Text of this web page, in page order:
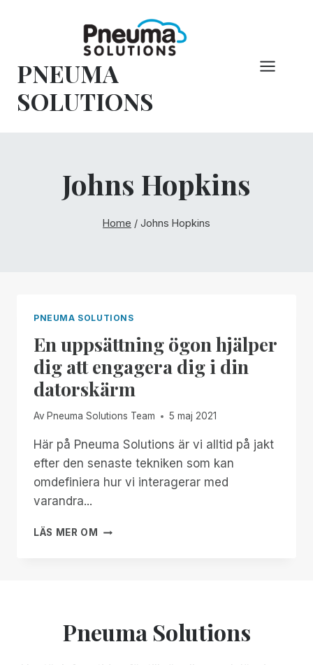
PNEUMA
SOLUTIONS
Johns Hopkins
Home / Johns Hopkins
PNEUMA SOLUTIONS
En uppsättning ögon hjälper
dig att engagera dig i din
datorskärm
Av Pneuma Solutions Team 5 maj 2021
Här på Pneuma Solutions är vi alltid på jakt
efter den senaste tekniken som kan
omdefiniera hur vi interagerar med
varandra...
LÄS MER OM
EN
DIG
Pneuma Solutions